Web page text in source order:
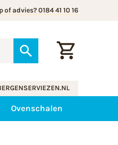
of advies? 0184 41 10 16
Ovenschalen